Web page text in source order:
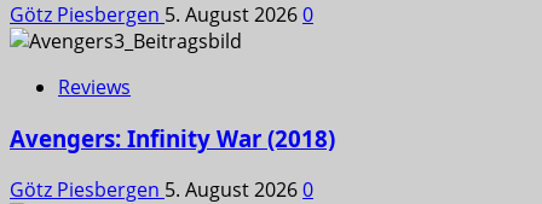
Götz Piesbergen 5. August 20260
Reviews
Avengers: Infinity War (2018)
Götz Piesbergen 5. August 20260